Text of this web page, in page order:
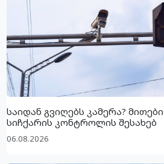
საიდან გვიღებს კამერა?
სიჩქარის კონტროლის შესახებ
06.08.2026